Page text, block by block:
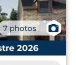
7 photos
📷
2026